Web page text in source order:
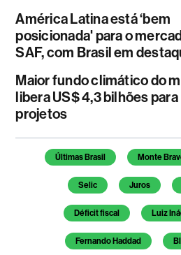
América Latina está ‘bem
posicionada' para o
SAF, com Brasil em
Maior fundo climático do
libera US$ 4,3 bilhões para
projetos
Temas deste artigo
Últimas Brasil Monte
Selic Juros
Déficit fiscal Luiz
Fernando Haddad